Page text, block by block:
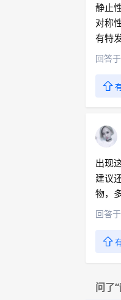
静止
对称
有特
回答
出现
建议
物，
回答
问了